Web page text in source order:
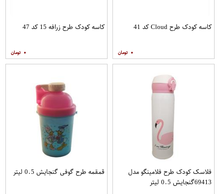
کاسه کودک طرح Cloud کد 41
۰
کاسه کودک طرح زرافه 15 کد 47
۰
فلاسک کودک طرح فلامینگو مدل
69413گنجایش 0.5 لیتر
قمقمه طرح گوفی گنجایش 0.5 لیتر